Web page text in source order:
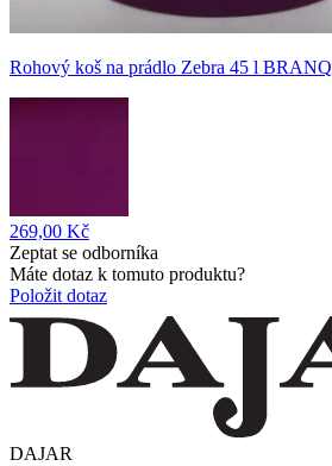
Rohový koš na prádlo Zebra 45 l BRANQ
269,00 Kč
Zeptat se odborníka
Máte dotaz k tomuto produktu?
Položit dotaz
DAJAR